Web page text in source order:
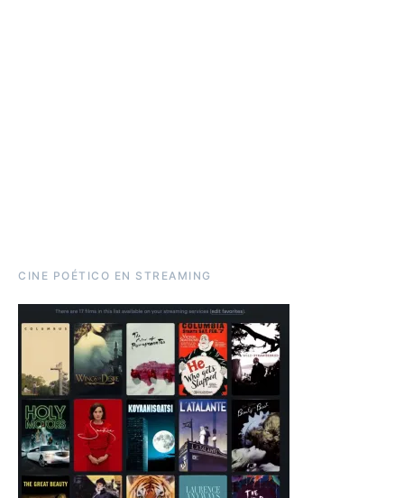
CINE POÉTICO EN STREAMING